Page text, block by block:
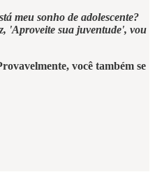
meu sonho de adolescente?
'Aproveite sua juventude', vou
você também se